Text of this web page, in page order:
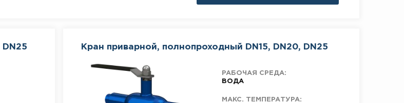
Кран приварной, полнопроходный DN15, DN20, DN25
РАБОЧАЯ СРЕДА:
ВОДА
МАКС. ТЕМПЕРАТУРА: